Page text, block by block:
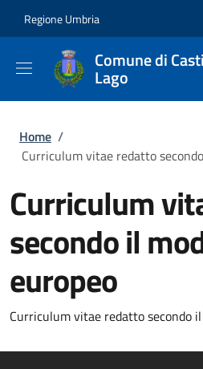
Regione Umbria
Comune di
Lago
Briciole di pane
Home /
Curriculum vitae redatto
Curriculum
secondo il
europeo
Curriculum vitae redatto secondo il